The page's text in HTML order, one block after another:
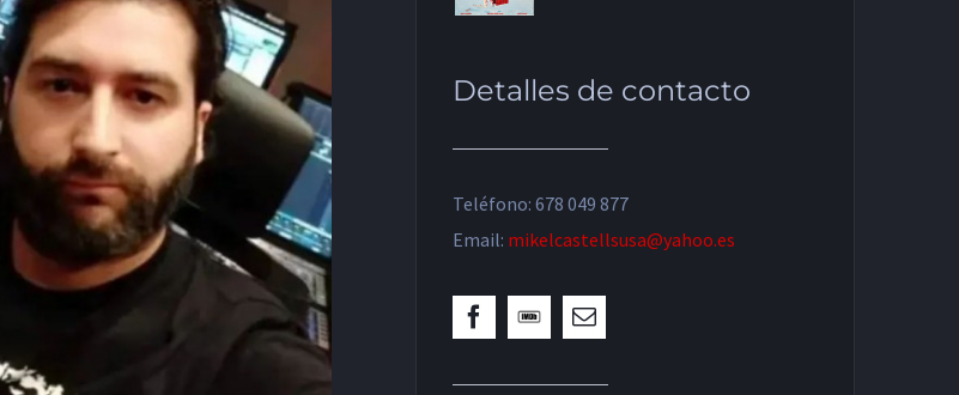
Detalles de contacto
Teléfono: 678 049 877
Email: mikelcastellsusa@yahoo.es